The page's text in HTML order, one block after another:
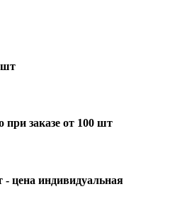
шт
заказе от 100 шт
- цена индивидуальная